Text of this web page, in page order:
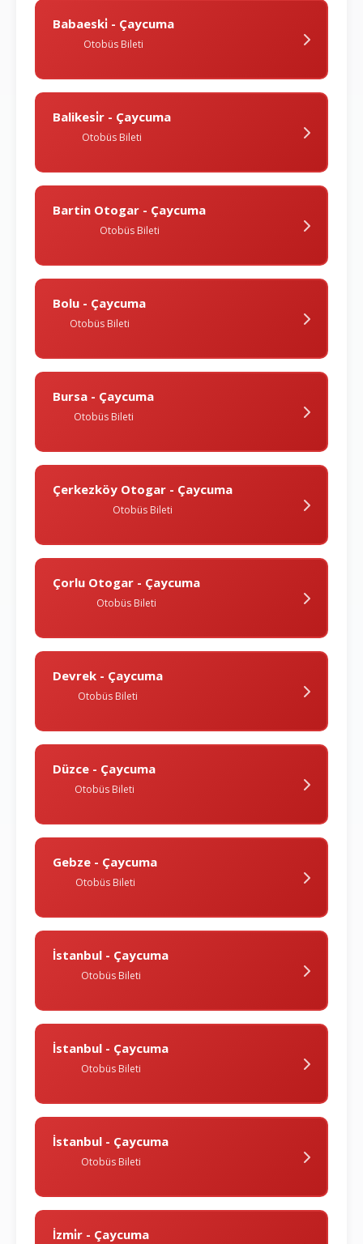
Babaeski̇ - Çaycuma
Otobüs Bileti
Balikesi̇r - Çaycuma
Otobüs Bileti
Bartin Otogar - Çaycuma
Otobüs Bileti
Bolu - Çaycuma
Otobüs Bileti
Bursa - Çaycuma
Otobüs Bileti
Çerkezköy Otogar - Çaycuma
Otobüs Bileti
Çorlu Otogar - Çaycuma
Otobüs Bileti
Devrek - Çaycuma
Otobüs Bileti
Düzce - Çaycuma
Otobüs Bileti
Gebze - Çaycuma
Otobüs Bileti
İstanbul - Çaycuma
Otobüs Bileti
İstanbul - Çaycuma
Otobüs Bileti
İstanbul - Çaycuma
Otobüs Bileti
İzmi̇r - Çaycuma